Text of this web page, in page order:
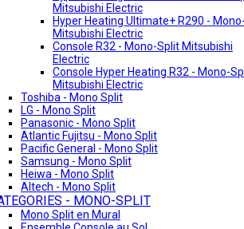
Mitsubishi Electric
Hyper Heating Ultimate+ R290 -
Mitsubishi Electric
Console R32 - Mono-Split Mitsubishi
Electric
Console Hyper Heating R32 - Mono-
Mitsubishi Electric
Toshiba - Mono Split
LG - Mono Split
Panasonic - Mono Split
Atlantic Fujitsu - Mono Split
Pacific General - Mono Split
Samsung - Mono Split
Heiwa - Mono Split
Altech - Mono Split
- MONO-SPLIT
Mono Split en Mural